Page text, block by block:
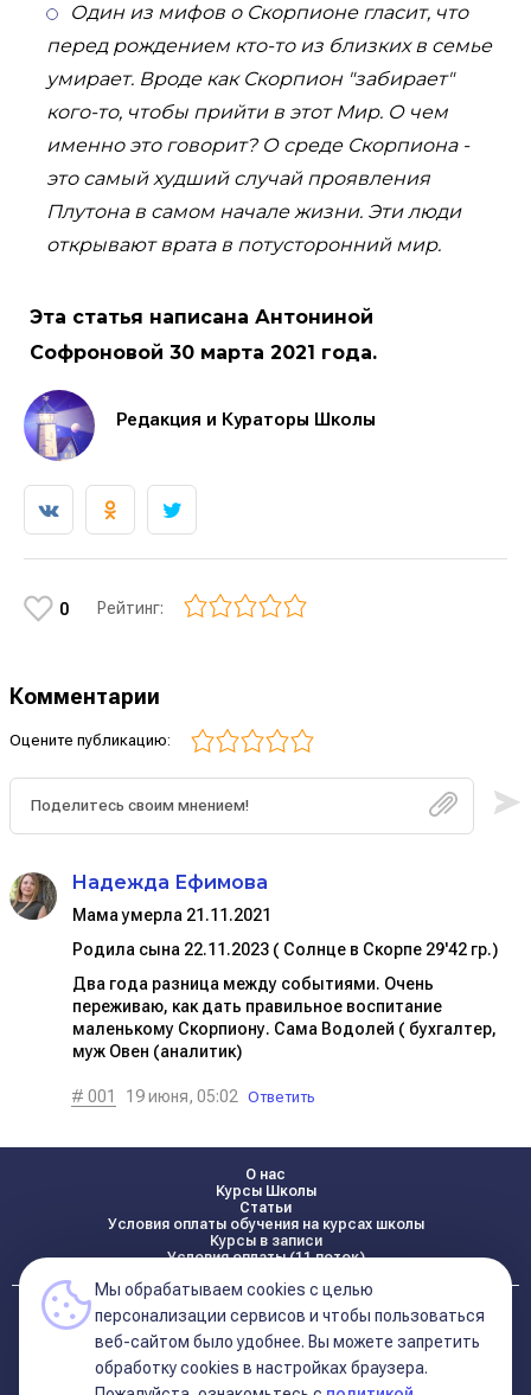
Один из мифов о Скорпионе гласит, что
перед рождением кто-то из близких в семье
умирает. Вроде как Скорпион "забирает"
кого-то, чтобы прийти в этот Мир. О чем
именно это говорит? О среде Скорпиона -
это самый худший случай проявления
Плутона в самом начале жизни. Эти люди
открывают врата в потусторонний мир.
Эта статья написана Антониной
Софроновой 30 марта 2021 года.
Редакция и Кураторы Школы
0 Рейтинг:
Комментарии
Оцените публикацию:
Надежда Ефимова
Мама умерла 21.11.2021
Родила сына 22.11.2023 ( Солнце в Скорпе 29'42 гр.)
Два года разница между событиями. Очень
переживаю, как дать правильное воспитание
маленькому Скорпиону. Сама Водолей ( бухгалтер,
муж Овен (аналитик)
# 001 19 июня, 05:02 Ответить
О нас
Курсы Школы
Статьи
Условия оплаты обучения на курсах школы
Курсы в записи
Условия оплаты (11 поток)
Реквизиты
Контакты
Политика конфиденциальности
Мы обрабатываем cookies с целью
персонализации сервисов и чтобы пользоваться
веб-сайтом было удобнее. Вы можете запретить
обработку сookies в настройках браузера.